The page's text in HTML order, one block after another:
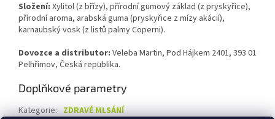
Složení: Xylitol (z břízy), přírodní gumový základ (z pryskyřice),
přírodní aroma, arabská guma (pryskyřice z mízy akácií),
karnaubský vosk (z listů palmy Coperni).
Dovozce a distributor: Veleba Martin, Pod Hájkem 2401, 393 01
Pelhřimov, Česká republika.
Doplňkové parametry
Kategorie: ZDRAVÉ MLSÁNÍ